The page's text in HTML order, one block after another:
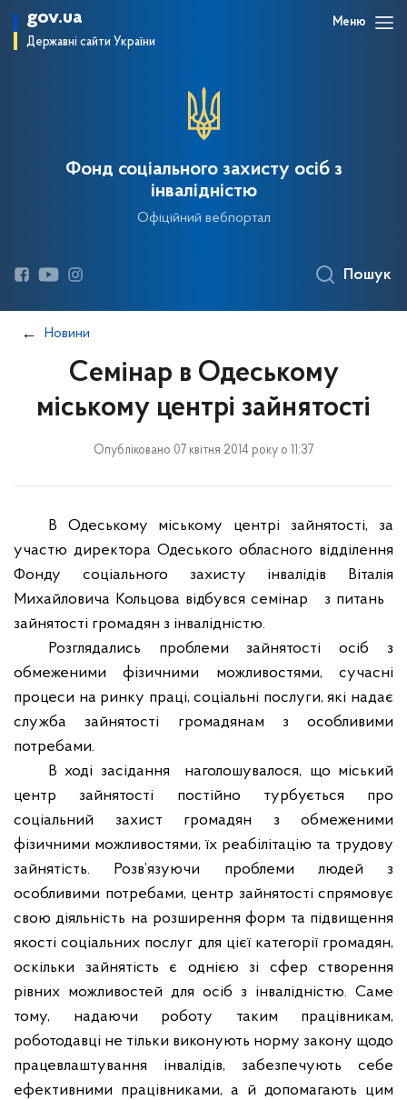
gov.ua
Державні сайти України
Меню
Фонд соціального захисту осіб з
інвалідністю
Офіційний вебпортал
Пошук
Новини
Семінар в Одеському
міському центрі зайнятості
Опубліковано 07 квітня 2014 року о 11:37
В Одеському міському центрі зайнятості, за
участю директора Одеського обласного відділення
Фонду соціального захисту інвалідів Віталія
Михайловича Кольцова відбувся семінар
з питань
зайнятості громадян з інвалідністю.
Розглядались проблеми зайнятості осіб з
обмеженими фізичними можливостями, сучасні
процеси на ринку праці, соціальні послуги, які надає
служба зайнятості громадянам з особливими
потребами.
В ході засідання
наголошувалося, що міський
центр зайнятості постійно турбується про
соціальний захист громадян з обмеженими
фізичними можливостями, їх реабілітацію та трудову
зайнятість. Розв’язуючи проблеми людей з
особливими потребами, центр зайнятості спрямовує
свою діяльність на розширення форм та підвищення
якості соціальних послуг для цієї категорії громадян,
оскільки зайнятість є однією зі сфер створення
рівних можливостей для осіб з інвалідністю. Саме
тому, надаючи роботу таким працівникам,
роботодавці не тільки виконують норму закону щодо
працевлаштування інвалідів, забезпечують себе
ефективними працівниками, а й допомагають цим